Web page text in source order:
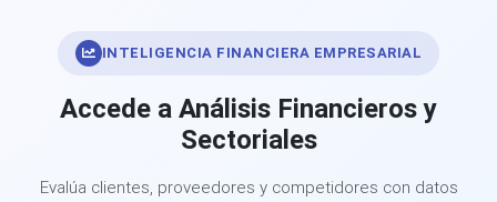
INTELIGENCIA FINANCIERA EMPRESARIAL
Accede a Análisis Financieros y
Sectoriales
Evalúa clientes, proveedores y competidores con datos